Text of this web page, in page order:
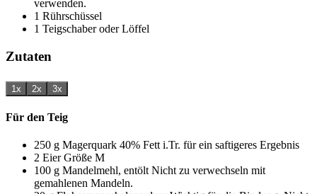
verwenden.
1 Rührschüssel
1 Teigschaber oder Löffel
Zutaten
1x 2x 3x
Für den Teig
250 g Magerquark 40% Fett i.Tr. für ein saftigeres Ergebnis
2 Eier Größe M
100 g Mandelmehl, entölt Nicht zu verwechseln mit
gemahlenen Mandeln.